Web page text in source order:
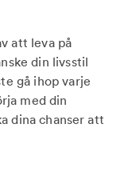
att leva på
din livsstil
gå ihop varje
med din
dina chanser att